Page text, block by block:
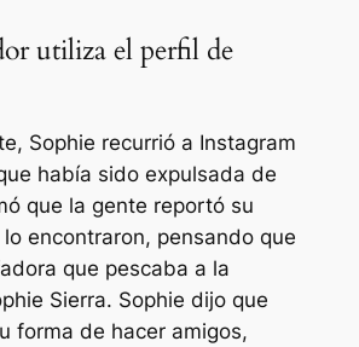
utiliza el perfil de
Sophie recurrió a Instagram
había sido expulsada de
que la gente reportó su
encontraron, pensando que
que pescaba a la
Sierra. Sophie dijo que
forma de hacer amigos,